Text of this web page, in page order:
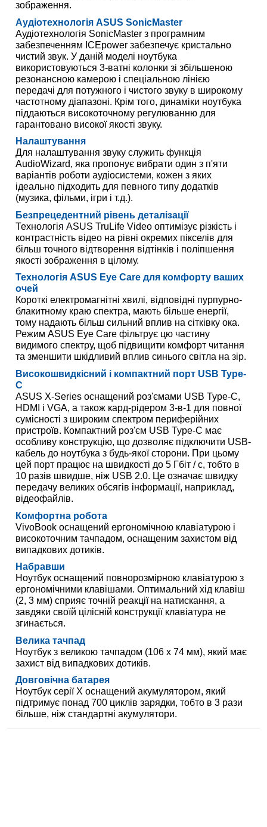
зображення.
Аудіотехнологія ASUS SonicMaster
Аудіотехнологія SonicMaster з програмним
забезпеченням ICEpower забезпечує кристально
чистий звук. У даній моделі ноутбука
використовуються 3-ватні колонки зі збільшеною
резонансною камерою і спеціальною лінією
передачі для потужного і чистого звуку в широкому
частотному діапазоні. Крім того, динаміки ноутбука
піддаються високоточному регулюванню для
гарантовано високої якості звуку.
Налаштування
Для налаштування звуку служить функція
AudioWizard, яка пропонує вибрати один з п'яти
варіантів роботи аудіосистеми, кожен з яких
ідеально підходить для певного типу додатків
(музика, фільми, ігри і т.д.).
Безпрецедентний рівень деталізації
Технологія ASUS TruLife Video оптимізує різкість і
контрастність відео на рівні окремих пікселів для
більш точного відтворення відтінків і поліпшення
якості зображення в цілому.
Технологія ASUS Eye Care для комфорту ваших
очей
Короткі електромагнітні хвилі, відповідні пурпурно-
блакитному краю спектра, мають більше енергії,
тому надають більш сильний вплив на сітківку ока.
Режим ASUS Eye Care фільтрує цю частину
видимого спектру, щоб підвищити комфорт читання
та зменшити шкідливий вплив синього світла на зір.
Високошвидкісний і компактний порт USB Type-
C
ASUS X-Series оснащений роз'ємами USB Type-C,
HDMI і VGA, а також кард-рідером 3-в-1 для повної
сумісності з широким спектром периферійних
пристроїв. Компактний роз'єм USB Type-C має
особливу конструкцію, що дозволяє підключити USB-
кабель до ноутбука з будь-якої сторони. При цьому
цей порт працює на швидкості до 5 Гбіт / с, тобто в
10 разів швидше, ніж USB 2.0. Це означає швидку
передачу великих обсягів інформації, наприклад,
відеофайлів.
Комфортна робота
VivoBook оснащений ергономічною клавіатурою і
високоточним тачпадом, оснащеним захистом від
випадкових дотиків.
Набравши
Ноутбук оснащений повнорозмірною клавіатурою з
ергономічними клавішами. Оптимальний хід клавіш
(2, 3 мм) сприяє точній реакції на натискання, а
завдяки своїй цілісній конструкції клавіатура не
згинається.
Велика тачпад
Ноутбук з великою тачпадом (106 х 74 мм), який має
захист від випадкових дотиків.
Довговічна батарея
Ноутбук серії X оснащений акумулятором, який
підтримує понад 700 циклів зарядки, тобто в 3 рази
більше, ніж стандартні акумулятори.